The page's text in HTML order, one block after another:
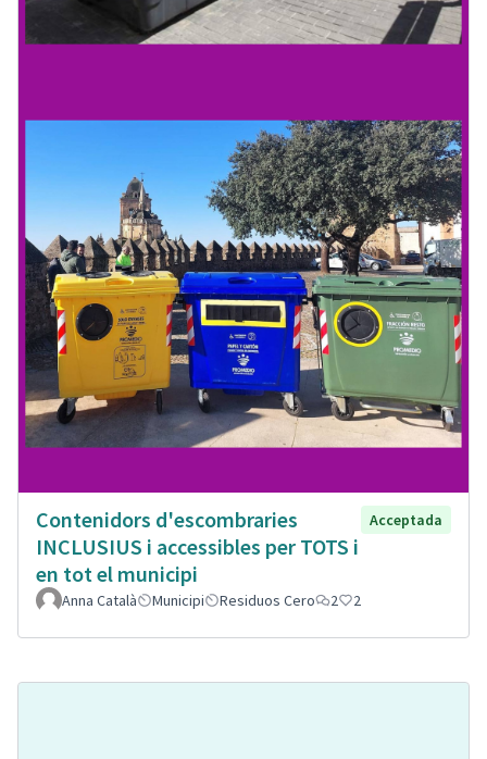
Contenidors d'escombraries
INCLUSIUS i accessibles per TOTS i
en tot el municipi
Acceptada
Anna Català Municipi Residuos Cero 2 2